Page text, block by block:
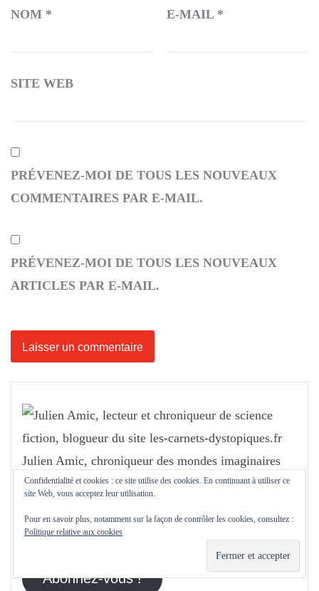
NOM * E-MAIL *
SITE WEB
PRÉVENEZ-MOI DE TOUS LES NOUVEAUX
COMMENTAIRES PAR E-MAIL.
PRÉVENEZ-MOI DE TOUS LES NOUVEAUX
ARTICLES PAR E-MAIL.
Julien Amic, chroniqueur des mondes imaginaires
Auteur du site les-carnets-dystopiques.fr
Abonnez-vous !
Confidentialité et cookies : ce site utilise des cookies. En continuant à utiliser ce
site Web, vous acceptez leur utilisation.
Pour en savoir plus, notamment sur la façon de contrôler les cookies, consultez :
Politique relative aux cookies